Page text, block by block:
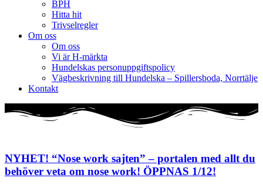
BPH
Hitta hit
Trivselregler
Om oss
Om oss
Vi är H-märkta
Hundelskas personuppgiftspolicy
Vägbeskrivning till Hundelska – Spillersboda, Norrtälje
Kontakt
NYHET! “Nose work sajten” – portalen med allt du
behöver veta om nose work! ÖPPNAS 1/12!